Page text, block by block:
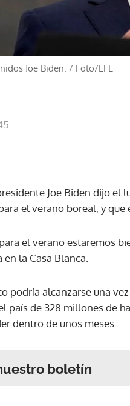
Joe Biden. / Foto/EFE
Joe Biden dijo el
el verano boreal, y
el verano estaremos
la Casa Blanca.
podría alcanzarse una
país de 328 millones de
dentro de unos meses.
boletín